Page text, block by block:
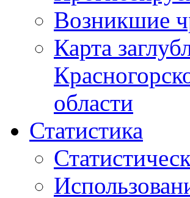
Возникшие
Карта
области
Статистика